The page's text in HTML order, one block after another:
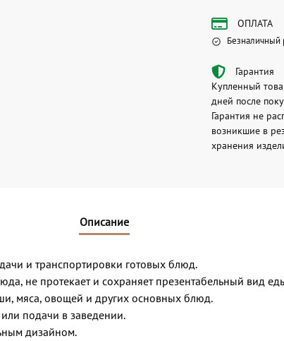
ОПЛАТА
Безналичный
Гарантия
Купленный
дней после
Гарантия не
возникшие в
хранения
Описание
и транспортировки готовых блюд.
не протекает и сохраняет презентабельный вид
мяса, овощей и других основных блюд.
подачи в заведении.
дизайном.